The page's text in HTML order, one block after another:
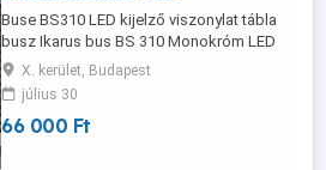
Buse BS310 LED kijelző viszonylat tábla
busz Ikarus bus BS 310 Monokróm LED
panel szuper fényes LED-technológia
Ikarus busz relikviák Ikarus retro Ikarus
busz bus 2 Ikarus típusokhoz 26 stb.
Iveco Volvo MERCEDES-BENZ
X. kerület, Budapest
július 30
66 000 Ft